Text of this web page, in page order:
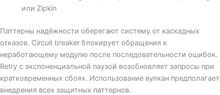
или Zipkin
Паттерны надёжности оберегают систему от каскадных
отказов. Circuit breaker блокирует обращения к
неработающему модулю после последовательности ошибок.
Retry с экспоненциальной паузой возобновляет запросы при
кратковременных сбоях. Использование вулкан предполагает
внедрения всех защитных паттернов.